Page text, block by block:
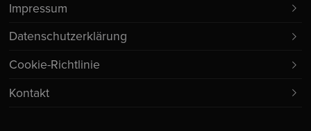
Impressum
Datenschutzerklärung
Cookie-Richtlinie
Kontakt